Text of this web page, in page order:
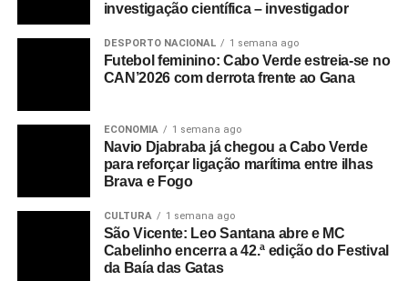
investigação científica – investigador
DESPORTO NACIONAL 1 semana ago
Futebol feminino: Cabo Verde estreia-se no
CAN’2026 com derrota frente ao Gana
ECONOMIA 1 semana ago
Navio Djabraba já chegou a Cabo Verde
para reforçar ligação marítima entre ilhas
Brava e Fogo
CULTURA 1 semana ago
São Vicente: Leo Santana abre e MC
Cabelinho encerra a 42.ª edição do Festival
da Baía das Gatas